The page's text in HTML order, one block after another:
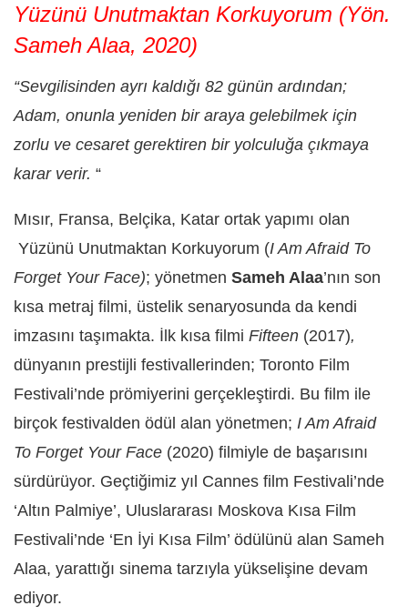
Yüzünü Unutmaktan Korkuyorum (Yön.
Sameh Alaa, 2020)
“Sevgilisinden ayrı kaldığı 82 günün ardından;
Adam, onunla yeniden bir araya gelebilmek için
zorlu ve cesaret gerektiren bir yolculuğa çıkmaya
karar verir. “
Mısır, Fransa, Belçika, Katar ortak yapımı olan
Yüzünü Unutmaktan Korkuyorum (I Am Afraid To
Forget Your Face); yönetmen Sameh Alaa’nın son
kısa metraj filmi, üstelik senaryosunda da kendi
imzasını taşımakta. İlk kısa filmi Fifteen (2017),
dünyanın prestijli festivallerinden; Toronto Film
Festivali’nde prömiyerini gerçekleştirdi. Bu film ile
birçok festivalden ödül alan yönetmen; I Am Afraid
To Forget Your Face (2020) filmiyle de başarısını
sürdürüyor. Geçtiğimiz yıl Cannes film Festivali’nde
‘Altın Palmiye’, Uluslararası Moskova Kısa Film
Festivali’nde ‘En İyi Kısa Film’ ödülünü alan Sameh
Alaa, yarattığı sinema tarzıyla yükselişine devam
ediyor.